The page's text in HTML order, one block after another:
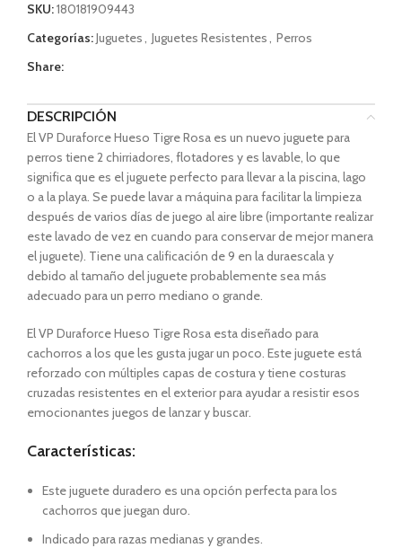
SKU:180181909443
Categorías:Juguetes, Juguetes Resistentes, Perros
Share:
DESCRIPCIÓN
El VP Duraforce Hueso Tigre Rosa es un nuevo juguete para
perros tiene 2 chirriadores, flotadores y es lavable, lo que
significa que es el juguete perfecto para llevar a la piscina, lago
o a la playa. Se puede lavar a máquina para facilitar la limpieza
después de varios días de juego al aire libre (importante realizar
este lavado de vez en cuando para conservar de mejor manera
el juguete). Tiene una calificación de 9 en la duraescala y
debido al tamaño del juguete probablemente sea más
adecuado para un perro mediano o grande.
El VP Duraforce Hueso Tigre Rosa esta diseñado para
cachorros a los que les gusta jugar un poco. Este juguete está
reforzado con múltiples capas de costura y tiene costuras
cruzadas resistentes en el exterior para ayudar a resistir esos
emocionantes juegos de lanzar y buscar.
Características:
Este juguete duradero es una opción perfecta para los
cachorros que juegan duro.
Indicado para razas medianas y grandes.